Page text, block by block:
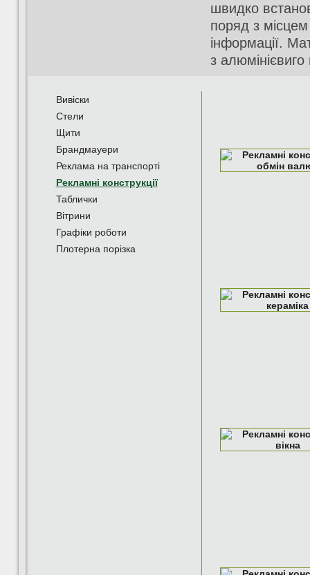
швидко
поряд з
інформації.
з
Вивіски
Стели
Щити
Брандмауери
Реклама на транспорті
Рекламні конструкції
Таблички
Вітрини
Графіки роботи
Плотерна порізка